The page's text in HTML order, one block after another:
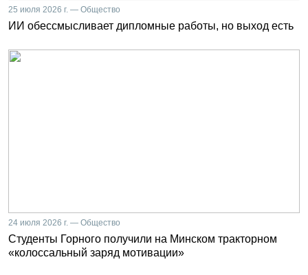
25 июля 2026 г. — Общество
ИИ обессмысливает дипломные работы, но выход есть
24 июля 2026 г. — Общество
Студенты Горного получили на Минском тракторном
«колоссальный заряд мотивации»